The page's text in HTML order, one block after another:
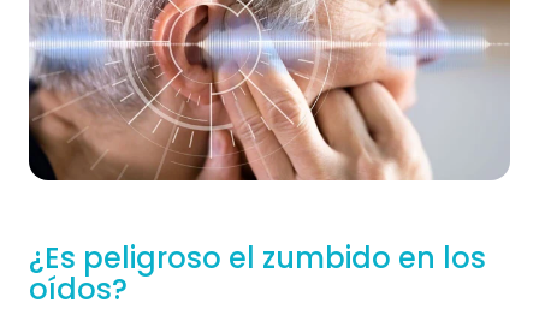
¿Es peligroso el zumbido en los
oídos?